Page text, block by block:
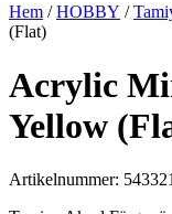
Hem /HOBBY /
(Flat)
Acrylic
Yellow
Artikelnummer: